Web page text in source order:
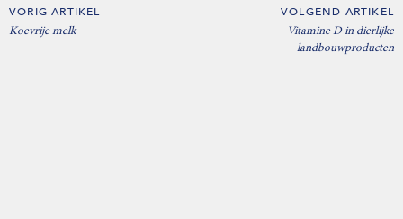
VORIG ARTIKEL
Koevrije melk
VOLGEND ARTIKEL
Vitamine D in dierlijke
landbouwproducten